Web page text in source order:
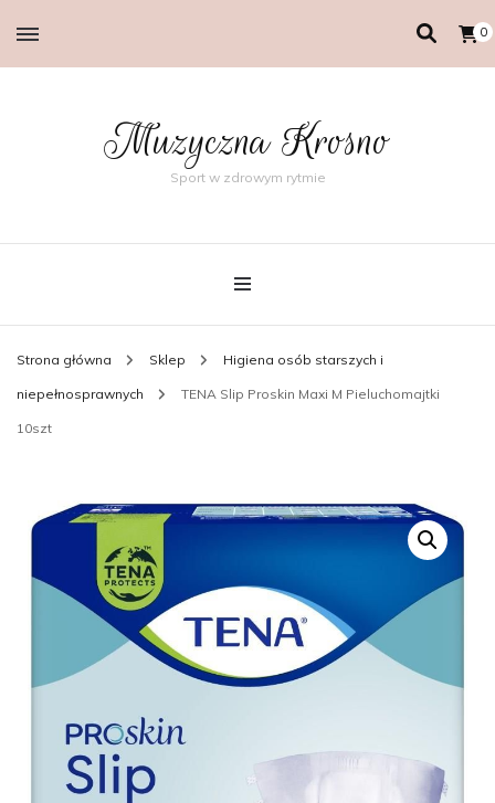
0
Muzyczna Krosno
Sport w zdrowym rytmie
Strona główna Sklep Higiena osób starszych i
niepełnosprawnych TENA Slip Proskin Maxi M Pieluchomajtki
10szt